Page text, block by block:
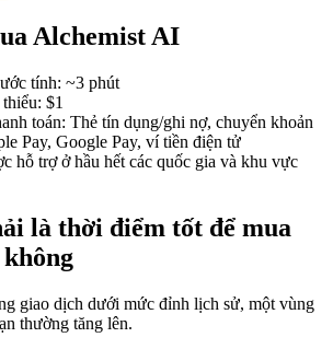
token làm tài sản thế chấp
Alchemist AI
tính: ~3 phút
: $1
toán: Thẻ tín dụng/ghi nợ, chuyển khoản
Pay, Google Pay, ví tiền điện tử
hỗ trợ ở hầu hết các quốc gia và khu vực
là thời điểm tốt để mua
giao dịch dưới mức đỉnh lịch sử, một vùng
thường tăng lên.